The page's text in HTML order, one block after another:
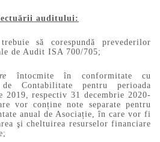
auditului:
să corespundă prevederilor
de Audit ISA 700/705;
întocmite în conformitate cu
de Contabilitate pentru perioada
2019, respectiv 31 decembrie 2020-
vor conține note separate pentru
anual de Asociație, în care vor fi
şi cheltuirea resurselor financiare